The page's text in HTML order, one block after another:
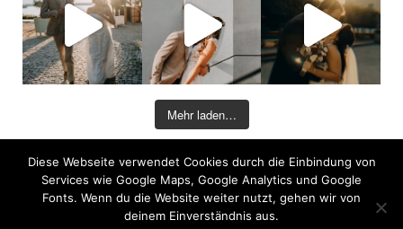
Mehr laden…
©2026 COPYRIGHT DAVID KOHLRUSS
Diese Webseite verwendet Cookies durch die Einbindung von
Services wie Google Maps, Google Analytics und Google
Fonts. Wenn du die Website weiter nutzt, gehen wir von
deinem Einverständnis aus.